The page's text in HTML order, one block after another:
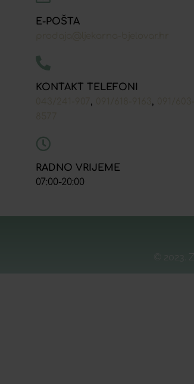
E-POŠTA
KONTAKT TELEFONI
, ,
RADNO VRIJEME
07:00-20:00